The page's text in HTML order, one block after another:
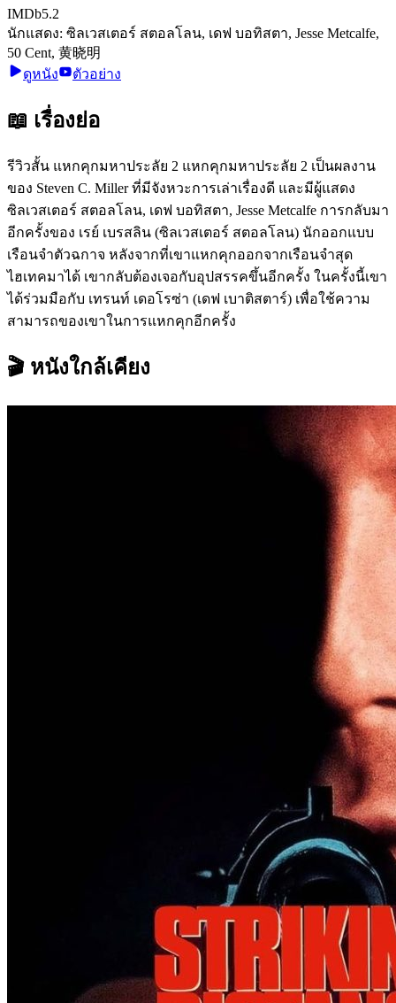
IMDb5.2
นักแสดง: ซิลเวสเตอร์ สตอลโลน, เดฟ บอทิสตา, Jesse Metcalfe,
50 Cent, 黄晓明
ดูหนัง
ตัวอย่าง
📖 เรื่องย่อ
รีวิวสั้น แหกคุกมหาประลัย 2 แหกคุกมหาประลัย 2 เป็นผลงาน
ของ Steven C. Miller ที่มีจังหวะการเล่าเรื่องดี และมีผู้แสดง
ซิลเวสเตอร์ สตอลโลน, เดฟ บอทิสตา, Jesse Metcalfe การกลับมา
อีกครั้งของ เรย์ เบรสลิน (ซิลเวสเตอร์ สตอลโลน) นักออกแบบ
เรือนจำตัวฉกาจ หลังจากที่เขาแหกคุกออกจากเรือนจำสุด
ไฮเทคมาได้ เขากลับต้องเจอกับอุปสรรคขึ้นอีกครั้ง ในครั้งนี้เขา
ได้ร่วมมือกับ เทรนท์ เดอโรซ่า (เดฟ เบาติสตาร์) เพื่อใช้ความ
สามารถของเขาในการแหกคุกอีกครั้ง
🎬 หนังใกล้เคียง